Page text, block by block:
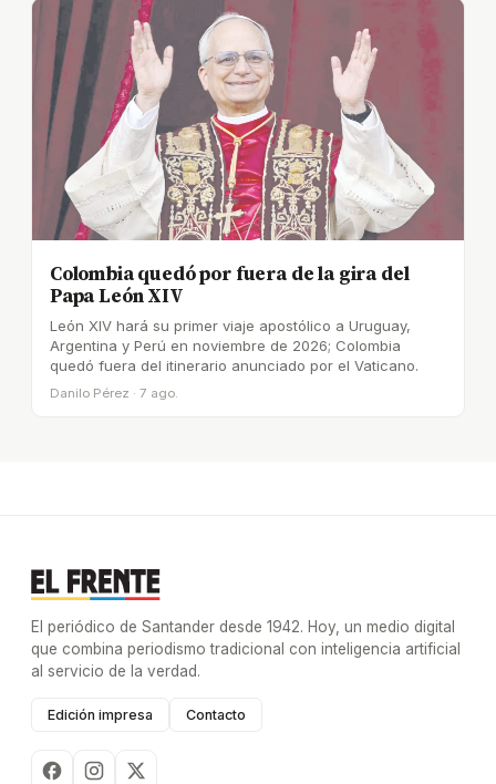
Colombia quedó por fuera de la gira del
Papa León XIV
León XIV hará su primer viaje apostólico a Uruguay,
Argentina y Perú en noviembre de 2026; Colombia
quedó fuera del itinerario anunciado por el Vaticano.
Danilo Pérez · 7 ago.
El periódico de Santander desde 1942. Hoy, un medio digital
que combina periodismo tradicional con inteligencia artificial
al servicio de la verdad.
Edición impresa Contacto